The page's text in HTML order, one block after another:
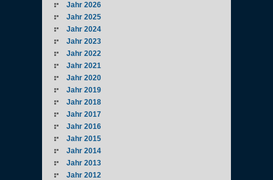
Jahr 2026
Jahr 2025
Jahr 2024
Jahr 2023
Jahr 2022
Jahr 2021
Jahr 2020
Jahr 2019
Jahr 2018
Jahr 2017
Jahr 2016
Jahr 2015
Jahr 2014
Jahr 2013
Jahr 2012